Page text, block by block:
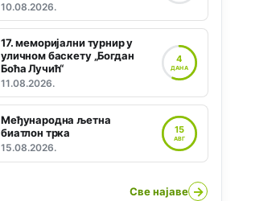
10.08.2026.
17. меморијални турнир у
уличном баскету „Богдан
Боћа Лучић“
11.08.2026.
4
ДАНА
Међународна љетна
биатлон трка
15.08.2026.
15
АВГ
Све најаве →